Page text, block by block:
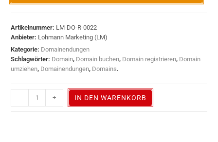
Artikelnummer: LM-DO-R-0022
Anbieter: Lohmann Marketing (LM)
Kategorie: Domainendungen
Schlagwörter: Domain, Domain buchen, Domain registrieren, Domain
umziehen, Domainendungen, Domains.
- + IN DEN WARENKORB